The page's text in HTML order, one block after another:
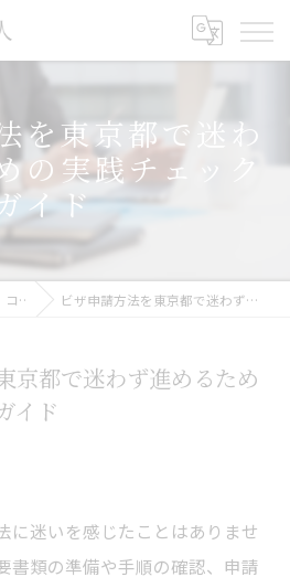
を東京都で迷わ
の実践チェック
イド
コラム ビザ申請方法を東京都で迷わず進めるための実践チェックガイド
京都で迷わず進めるため
イド
に迷いを感じたことはありませ
書類の準備や手順の確認、申請